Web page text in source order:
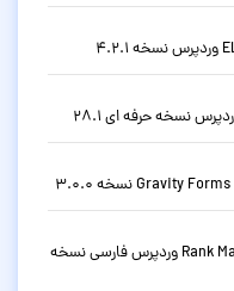
دانلود افزونه سئو حرفه ای رنک مث Rank Math Pro وردپرس فارسی نسخه